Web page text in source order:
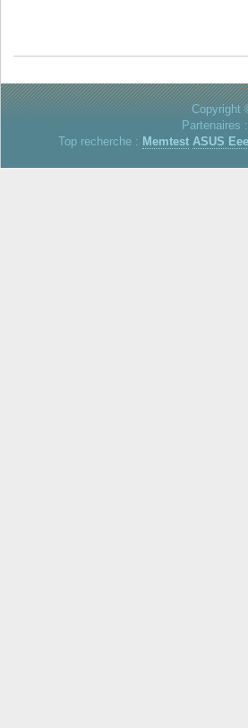
Copyright
Partenaires :
Top recherche : Memtest ASUS Eee